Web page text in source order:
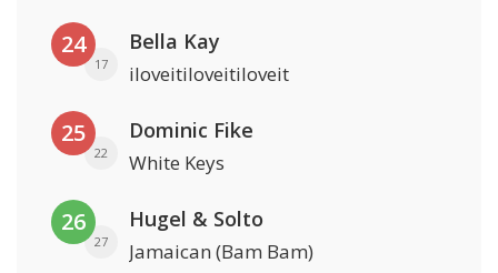
24
17
Bella Kay
iloveitiloveitiloveit
25
22
Dominic Fike
White Keys
26
27
Hugel & Solto
Jamaican (Bam Bam)